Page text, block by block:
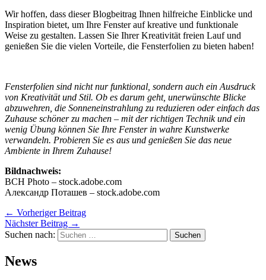
Wir hoffen, dass dieser Blogbeitrag Ihnen hilfreiche Einblicke und
Inspiration bietet, um Ihre Fenster auf kreative und funktionale
Weise zu gestalten. Lassen Sie Ihrer Kreativität freien Lauf und
genießen Sie die vielen Vorteile, die Fensterfolien zu bieten haben!
Fensterfolien sind nicht nur funktional, sondern auch ein Ausdruck
von Kreativität und Stil. Ob es darum geht, unerwünschte Blicke
abzuwehren, die Sonneneinstrahlung zu reduzieren oder einfach das
Zuhause schöner zu machen – mit der richtigen Technik und ein
wenig Übung können Sie Ihre Fenster in wahre Kunstwerke
verwandeln. Probieren Sie es aus und genießen Sie das neue
Ambiente in Ihrem Zuhause!
Bildnachweis:
BCH Photo – stock.adobe.com
Александр Поташев – stock.adobe.com
← Vorheriger Beitrag
Nächster Beitrag →
Suchen nach:
News